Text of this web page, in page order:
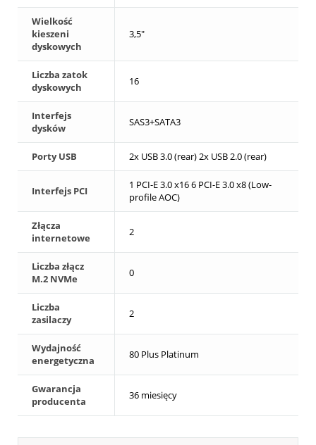
Wielkość
kieszeni
dyskowych
3,5"
Liczba zatok
dyskowych
16
Interfejs
dysków
SAS3+SATA3
Porty USB 2x USB 3.0 (rear) 2x USB 2.0 (rear)
Interfejs PCI
1 PCI-E 3.0 x16 6 PCI-E 3.0 x8 (Low-
profile AOC)
Złącza
internetowe
2
Liczba złącz
M.2 NVMe
0
Liczba
zasilaczy
2
Wydajność
energetyczna
80 Plus Platinum
Gwarancja
producenta
36 miesięcy